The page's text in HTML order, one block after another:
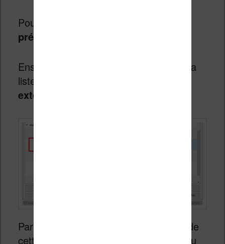
Pour se faire, il faut retourner dans les
préférences
Ensuite, on sélectionne le plugin dans la
liste et on choisi «
extension
Par exemple, au moment de l’écriture de
cette page en 2024, j’ai cette version du